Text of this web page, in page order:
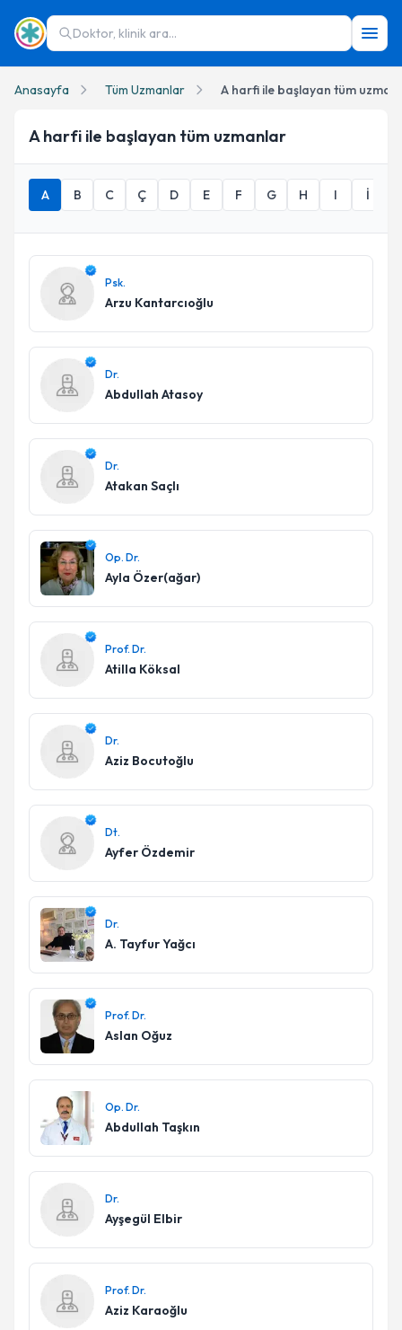
Doktor, klinik ara...
Anasayfa Tüm Uzmanlar A harfi ile başlayan tüm
Aharfi ile başlayan tüm uzmanlar
A B C Ç D E F G H I İ
Psk.
Arzu Kantarcıoğlu
Dr.
Abdullah Atasoy
Dr.
Atakan Saçlı
Op. Dr.
Ayla Özer(ağar)
Prof. Dr.
Atilla Köksal
Dr.
Aziz Bocutoğlu
Dt.
Ayfer Özdemir
Dr.
A. Tayfur Yağcı
Prof. Dr.
Aslan Oğuz
Op. Dr.
Abdullah Taşkın
Dr.
Ayşegül Elbir
Prof. Dr.
Aziz Karaoğlu